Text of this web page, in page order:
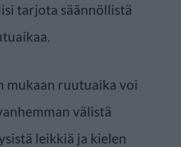
tarjota säännöllistä
mukaan ruutuaika voi
välistä
leikkiä ja kielen